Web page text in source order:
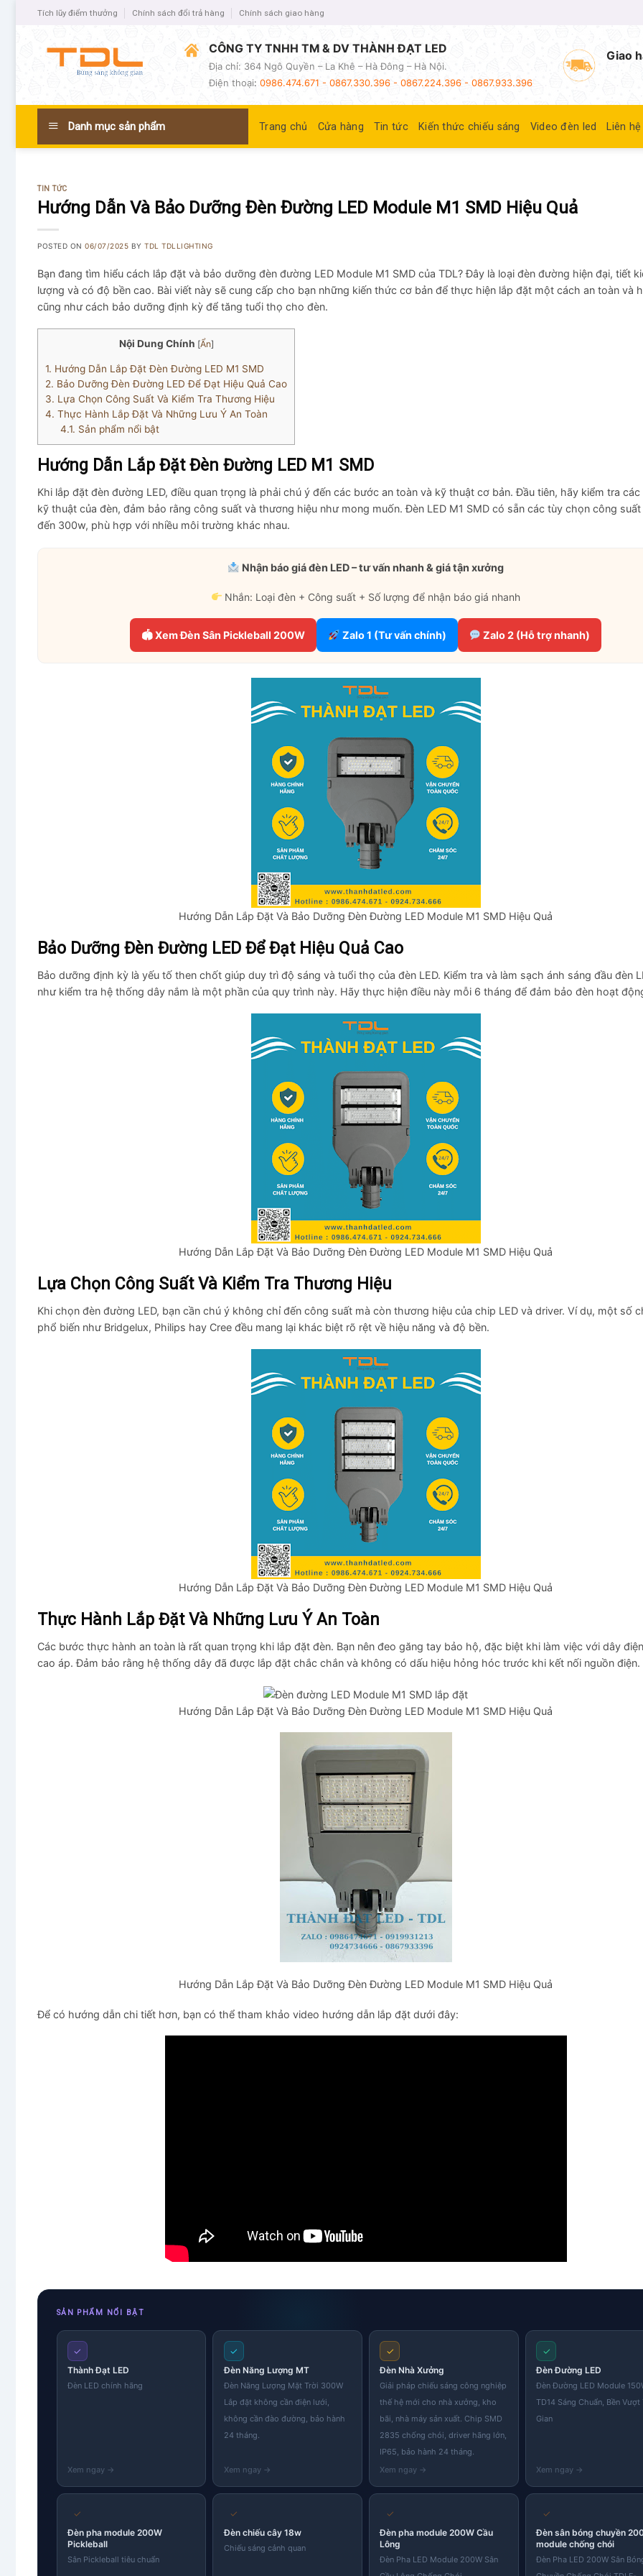
Tích lũy điểm thưởng Chính sách đổi trả hàng Chính sách giao hàng
CÔNG TY TNHH TM & DV THÀNH ĐẠT LED
Địa chỉ: 364 Ngô Quyền – La Khê – Hà Đông – Hà Nội.
Điện thoại: 0986.474.671 - 0867.330.396 - 0867.224.396 - 0867.933.396
Giao
Danh mục sản phẩm Trang chủ Cửa hàng Tin tức Kiến thức chiếu sáng Video đèn led Liên hệ
TIN TỨC
Hướng Dẫn Và Bảo Dưỡng Đèn Đường LED Module M1 SMD Hiệu Quả
POSTED ON06/07/2025 BYTDL TDLLIGHTING
Bạn đang tìm hiểu cách lắp đặt và bảo dưỡng đèn đường LED Module M1 SMD của TDL? Đây là loại đèn đường hiện đại, tiết
lượng và có độ bền cao. Bài viết này sẽ cung cấp cho bạn những kiến thức cơ bản để thực hiện lắp đặt một cách an toàn và
cũng như cách bảo dưỡng định kỳ để tăng tuổi thọ cho đèn.
Nội Dung Chính [Ẩn]
1. Hướng Dẫn Lắp Đặt Đèn Đường LED M1 SMD
2. Bảo Dưỡng Đèn Đường LED Để Đạt Hiệu Quả Cao
3. Lựa Chọn Công Suất Và Kiểm Tra Thương Hiệu
4. Thực Hành Lắp Đặt Và Những Lưu Ý An Toàn
4.1. Sản phẩm nổi bật
Hướng Dẫn Lắp Đặt Đèn Đường LED M1 SMD
Khi lắp đặt đèn đường LED, điều quan trọng là phải chú ý đến các bước an toàn và kỹ thuật cơ bản. Đầu tiên, hãy kiểm tra
kỹ thuật của đèn, đảm bảo rằng công suất và thương hiệu như mong muốn. Đèn LED M1 SMD có sẵn các tùy chọn công
đến 300w, phù hợp với nhiều môi trường khác nhau.
Nhận báo giá đèn LED – tư vấn nhanh & giá tận xưởng
Nhắn: Loại đèn + Công suất + Số lượng để nhận báo giá nhanh
🏟 Xem Đèn Sân Pickleball 200W Zalo 1 (Tư vấn chính) Zalo 2 (Hỗ trợ nhanh)
Hướng Dẫn Lắp Đặt Và Bảo Dưỡng Đèn Đường LED Module M1 SMD Hiệu Quả
Bảo Dưỡng Đèn Đường LED Để Đạt Hiệu Quả Cao
Bảo dưỡng định kỳ là yếu tố then chốt giúp duy trì độ sáng và tuổi thọ của đèn LED. Kiểm tra và làm sạch ánh sáng đầu đèn
như kiểm tra hệ thống dây nắm là một phần của quy trình này. Hãy thực hiện điều này mỗi 6 tháng để đảm bảo đèn hoạt
Hướng Dẫn Lắp Đặt Và Bảo Dưỡng Đèn Đường LED Module M1 SMD Hiệu Quả
Lựa Chọn Công Suất Và Kiểm Tra Thương Hiệu
Khi chọn đèn đường LED, bạn cần chú ý không chỉ đến công suất mà còn thương hiệu của chip LED và driver. Ví dụ, một số
phổ biến như Bridgelux, Philips hay Cree đều mang lại khác biệt rõ rệt về hiệu năng và độ bền.
Hướng Dẫn Lắp Đặt Và Bảo Dưỡng Đèn Đường LED Module M1 SMD Hiệu Quả
Thực Hành Lắp Đặt Và Những Lưu Ý An Toàn
Các bước thực hành an toàn là rất quan trọng khi lắp đặt đèn. Bạn nên đeo găng tay bảo hộ, đặc biệt khi làm việc với dây
cao áp. Đảm bảo rằng hệ thống dây đã được lắp đặt chắc chắn và không có dấu hiệu hỏng hóc trước khi kết nối nguồn điện.
Hướng Dẫn Lắp Đặt Và Bảo Dưỡng Đèn Đường LED Module M1 SMD Hiệu Quả
Hướng Dẫn Lắp Đặt Và Bảo Dưỡng Đèn Đường LED Module M1 SMD Hiệu Quả
Để có hướng dẫn chi tiết hơn, bạn có thể tham khảo video hướng dẫn lắp đặt dưới đây:
SẢN PHẨM NỔI BẬT
✓
Thành Đạt LED
Đèn LED chính hãng
✓
Đèn Năng Lượng MT
Đèn Năng Lượng Mặt Trời 300W
Lắp đặt không cần điện lưới,
không cần đào đường, bảo hành
24 tháng.
✓
Đèn Nhà Xưởng
Giải pháp chiếu sáng công nghiệp
thế hệ mới cho nhà xưởng, kho
bãi, nhà máy sản xuất. Chip SMD
2835 chống chói, driver hãng lớn,
IP65, bảo hành 24 tháng.
✓
Đèn Đường LED
Đèn Đường LED Module
TD14 Sáng Chuẩn, Bền Vượt
Gian
✓
Đèn pha module 200W
Pickleball
Sân Pickleball tiêu chuẩn
✓
Đèn chiếu cây 18w
Chiếu sáng cảnh quan
✓
Đèn pha module 200W Cầu
Lông
Đèn Pha LED Module 200W Sân
✓
Đèn sân bóng chuyền
module chống chói
Đèn Pha LED 200W Sân